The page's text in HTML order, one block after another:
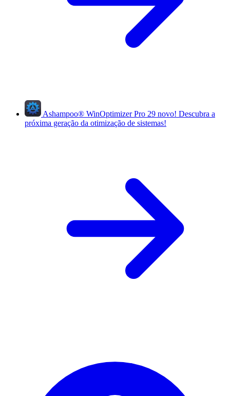
Ashampoo® WinOptimizer Pro 29 novo! Descubra a
próxima geração da otimização de sistemas!